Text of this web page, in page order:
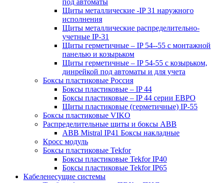
под автоматы
Щиты металлические -IP 31 наружного
исполнения
Щиты металлические распределительно-
учетные IP-31
Щиты герметичные – IP 54--55 с монтажной
панелью и козырьком
Щиты герметичные – IP 54-55 с козырьком,
динрейкой под автоматы и для учета
Боксы пластиковые Россия
Боксы пластиковые – IP 44
Боксы пластиковые – IP 44 серии ЕВРО
Щиты пластиковые (герметичные) IP-55
Боксы пластиковые VIKO
Распределительные щиты и боксы АВВ
ABB Mistral IP41 Боксы накладные
Кросс модуль
Боксы пластиковые Tekfor
Боксы пластиковые Tekfor IP40
Боксы пластиковые Tekfor IP65
Кабеленесущие системы